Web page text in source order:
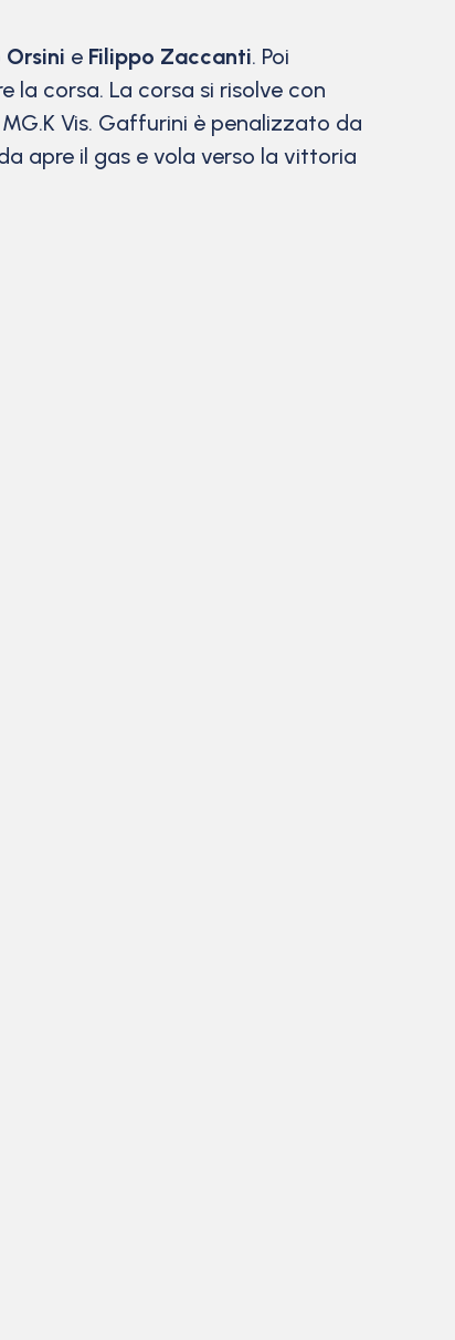
Orsini e Filippo Zaccanti. Poi
la corsa. La corsa si risolve con
Vis. Gaffurini è penalizzato da
apre il gas e vola verso la vittoria